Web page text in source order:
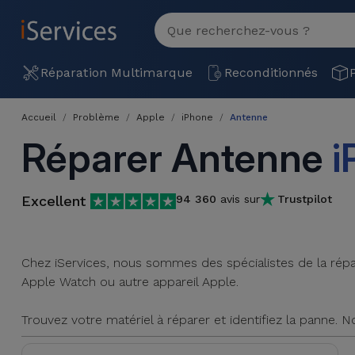
Réparation Multimarque Reconditionnés
MENU
Réparation
Différentes
Causes de
Pannes
iPhone
iPhone
Reconditionnés
Reconditionnés
Reconditionnés
Produits
Nouveautés
Câbles
Promotions
Reprises
Voir
Accueil Problème Apple iPhone Antenne
Réparer Antenne
Excellent 94 360 avis sur Trustpilot
Chez iServices, nous sommes des spécialistes de la
Apple Watch ou autre appareil Apple.
Trouvez votre matériel à réparer et identifiez la panne.